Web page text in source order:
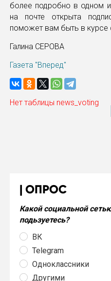
более подробно в одном
на почте открыта
поможет вам быть в курсе
Галина СЕРОВА
Газета "Вперед"
Нет таблицы news_voting
ОПРОС
Какой социальной
подьзуетесь?
ВК
Telegram
Одноклассники
Другими